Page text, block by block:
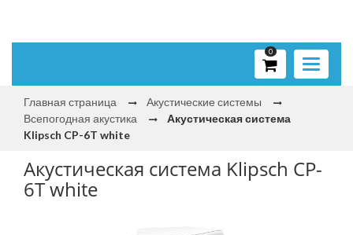
Toggle
0
Главная страница
Акустические системы
Всепогодная акустика
Акустическая система
Klipsch CP-6T white
Акустическая система Klipsch CP-
6T white